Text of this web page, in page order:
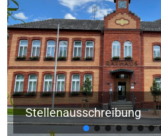
Stellenausschreibung